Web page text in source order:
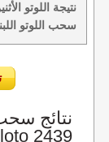
سحب اللوتو
تفاصيل سحب اللوتو رقم ٢٤٣٩